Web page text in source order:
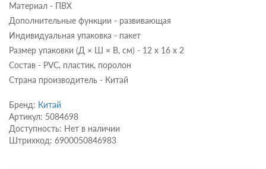
Материал - ПВХ
Дополнительные функции - развивающая
Индивидуальная упаковка - пакет
Размер упаковки (Д × Ш × В, см) - 12 х 16 х 2
Состав - PVC, пластик, поролон
Страна производитель - Китай
Бренд: Китай
Артикул: 5084698
Доступность: Нет в наличии
Штрихкод: 6900050846983